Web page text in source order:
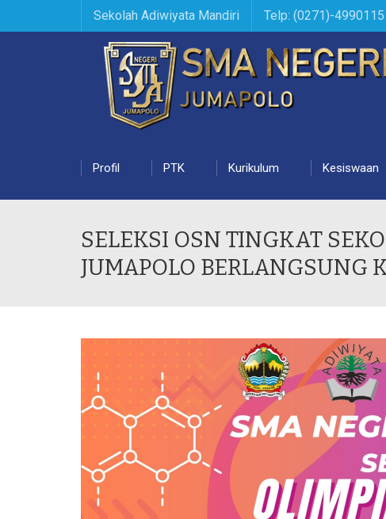
Sekolah Adiwiyata Mandiri Telp: (0271)-4990115
Profil PTK Kurikulum Kesiswaan
SELEKSI OSN TINGKAT
JUMAPOLO BERLANGSUNG